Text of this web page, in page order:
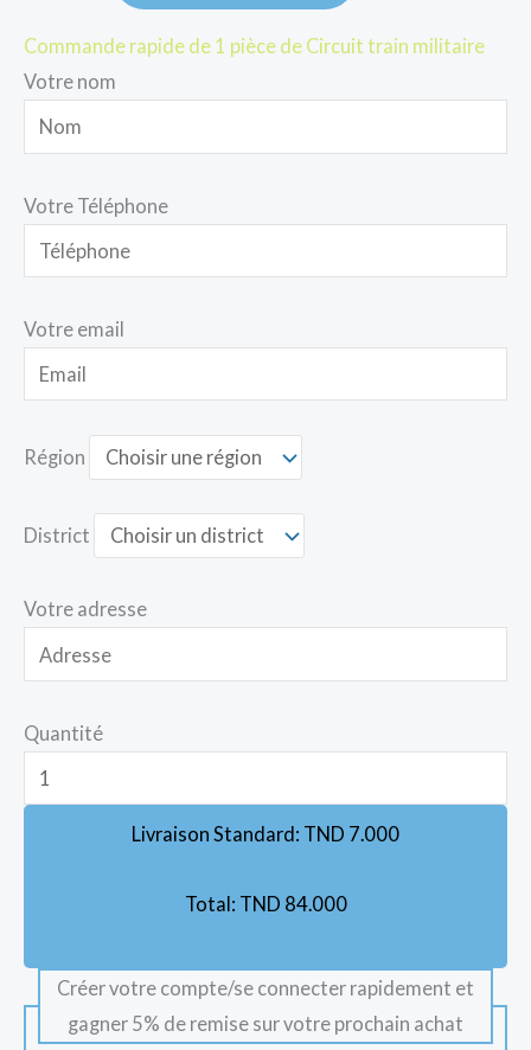
Commande rapide de 1 pièce de Circuit train militaire
Votre nom
Votre Téléphone
Votre email
Région
District
Votre adresse
Quantité
Livraison Standard: TND 7.000
Total: TND 84.000
Créer votre compte/se connecter rapidement et
gagner 5% de remise sur votre prochain achat